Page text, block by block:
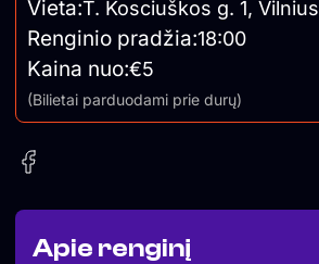
Apie renginį
Vieta:T. Kosciuškos g. 1, Vilnius
Renginio pradžia:18:00
Kaina nuo:€5
(Bilietai parduodami prie durų)